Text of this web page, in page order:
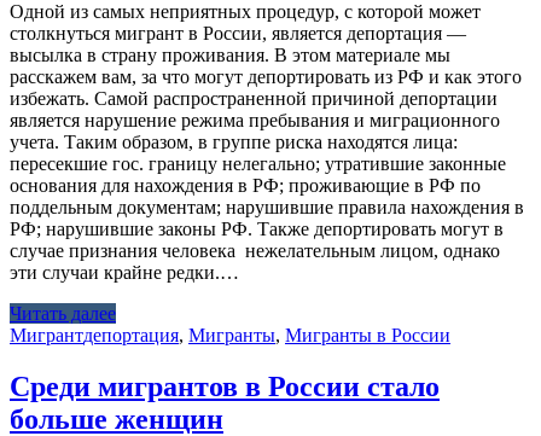
Одной из самых неприятных процедур, с которой может
столкнуться мигрант в России, является депортация —
высылка в страну проживания. В этом материале мы
расскажем вам, за что могут депортировать из РФ и как этого
избежать. Самой распространенной причиной депортации
является нарушение режима пребывания и миграционного
учета. Таким образом, в группе риска находятся лица:
пересекшие гос. границу нелегально; утратившие законные
основания для нахождения в РФ; проживающие в РФ по
поддельным документам; нарушившие правила нахождения в
РФ; нарушившие законы РФ. Также депортировать могут в
случае признания человека нежелательным лицом, однако
эти случаи крайне редки.…
Читать далее
Мигрантдепортация, Мигранты, Мигранты в России
Среди мигрантов в России стало
больше женщин